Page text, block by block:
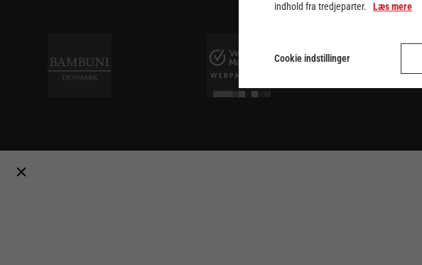
indhold fra tredjeparter. Læs mere
Cookie indstillinger